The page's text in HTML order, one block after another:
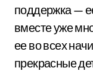
поддержка —
вместе уже
ее во всех
прекрасные